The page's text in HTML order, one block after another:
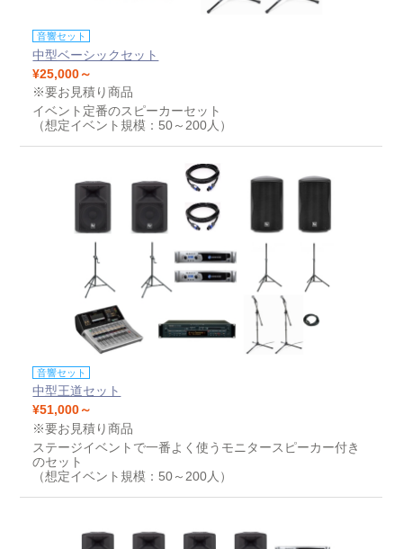
音響セット
中型ベーシックセット
¥25,000～
※要お見積り商品
イベント定番のスピーカーセット
（想定イベント規模：50～200人）
音響セット
中型王道セット
¥51,000～
※要お見積り商品
ステージイベントで一番よく使うモニタースピーカー付き
のセット
（想定イベント規模：50～200人）